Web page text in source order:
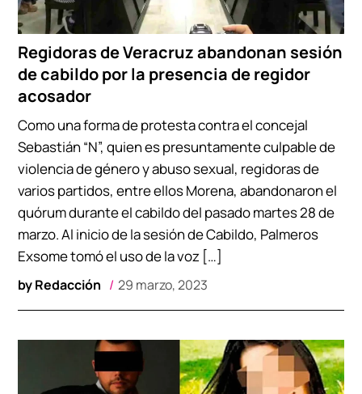
Regidoras de Veracruz abandonan sesión
de cabildo por la presencia de regidor
acosador
byRedacción 29 marzo, 2023
Como una forma de protesta contra el concejal
Sebastián “N”, quien es presuntamente culpable de
violencia de género y abuso sexual, regidoras de
varios partidos, entre ellos Morena, abandonaron el
quórum durante el cabildo del pasado martes 28 de
marzo. Al inicio de la sesión de Cabildo, Palmeros
Exsome tomó el uso de la voz […]